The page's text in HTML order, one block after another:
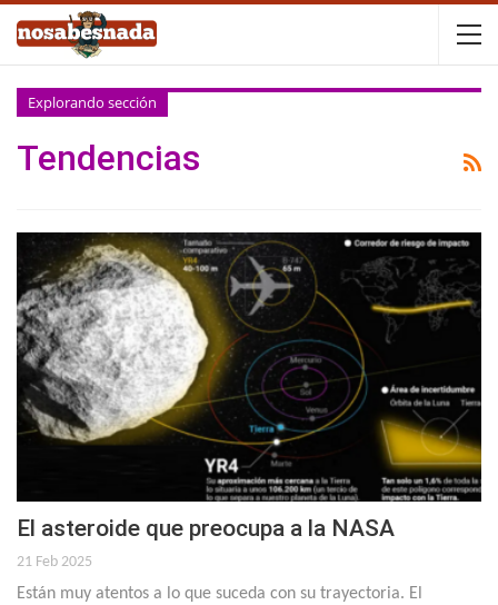
Explorando sección
Tendencias
El asteroide que preocupa a la NASA
21 Feb 2025
Están muy atentos a lo que suceda con su trayectoria. El